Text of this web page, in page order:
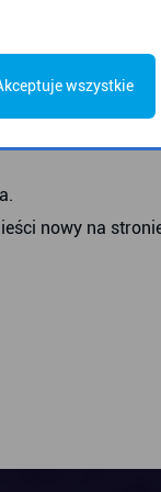
podróży,
na adres:
nowy na
wszystkie